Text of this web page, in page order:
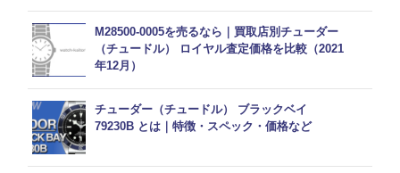
M28500-0005を売るなら｜買取店別チューダー
（チュードル） ロイヤル査定価格を比較（2021
年12月）
チューダー（チュードル） ブラックベイ
79230B とは｜特徴・スペック・価格など